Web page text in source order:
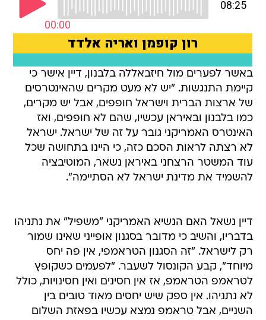
באשר לפערים מול חיזבאללה בלבנון, דיין אישר כי
קיימת התנגשות. "יש לא מעט מקרים שהאינטרסים
של ארצות הברית וישראל חופפים, אבל יש מקרים,
כמו בלבנון ובאיראן עכשיו, שהם לא חופפים, ואז
האינטרס האמריקני גובר על זה של ישראל. ישראל
לא רצתה לראות הסכם כזה, כי היינו בתחושה שכל
עוד המשטר הרצחני באיראן נשאר, המוטיבציה
להשמיד את מדינת ישראל לא הסתיימה".
דיין נשאל האם הנשיא האמריקני "משפיל" את נתניהו
בדבריו, והשיב כי מדובר בסגנון אופייני שאינו שמור
רק לישראל. "זה הסגנון הטראמפי, אין פה יחס
מיוחד", קבע הקונסול לשעבר. "לפעמים כשקופץ
לטראמפ הטראמפ, אז אין חסינים ואין חסינויות, כולל
לא נתניהו. אין ספק שיש יחסים מאוד טובים בין
השניים, אבל טראמפ נמצא עכשיו בפאזת השלום